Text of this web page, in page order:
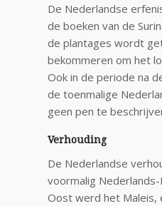
De Nederlandse
de boeken van de
de plantages wordt
bekommeren om het
Ook in de periode na
de toenmalige
geen pen te
Verhouding
De Nederlandse
voormalig
Oost werd het Maleis,